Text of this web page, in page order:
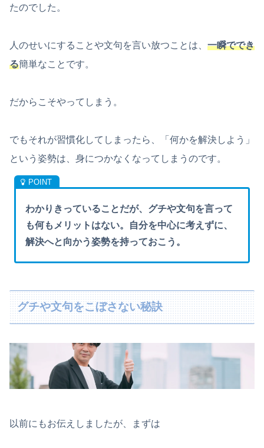
たのでした。
人のせいにすることや文句を言い放つことは、 一瞬ででき
る簡単なことです。
だからこそやってしまう。
でもそれが習慣化してしまったら、「何かを解決しよう」
という姿勢は、身につかなくなってしまうのです。
わかりきっていることだが、グチや文句を言って
も何もメリットはない。自分を中心に考えずに、
解決へと向かう姿勢を持っておこう。
グチや文句をこぼさない秘訣
以前にもお伝えしましたが、まずは